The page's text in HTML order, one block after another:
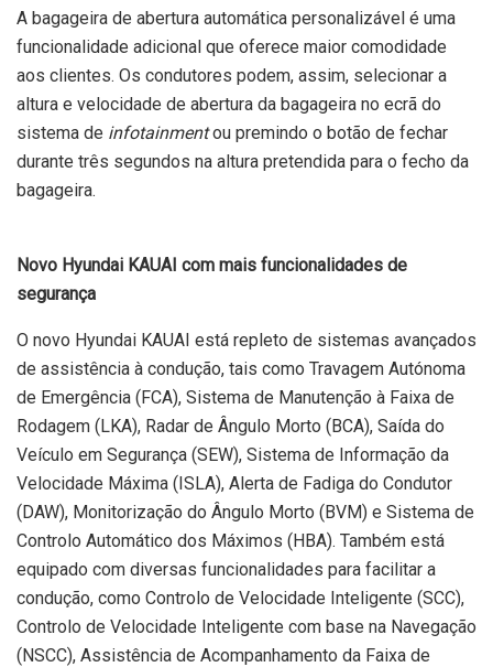
A bagageira de abertura automática personalizável é uma
funcionalidade adicional que oferece maior comodidade
aos clientes. Os condutores podem, assim, selecionar a
altura e velocidade de abertura da bagageira no ecrã do
sistema de infotainmentou premindo o botão de fechar
durante três segundos na altura pretendida para o fecho da
bagageira.
Novo Hyundai KAUAI com mais funcionalidades de
segurança
O novo Hyundai KAUAI está repleto de sistemas avançados
de assistência à condução, tais como Travagem Autónoma
de Emergência (FCA), Sistema de Manutenção à Faixa de
Rodagem (LKA), Radar de Ângulo Morto (BCA), Saída do
Veículo em Segurança (SEW), Sistema de Informação da
Velocidade Máxima (ISLA), Alerta de Fadiga do Condutor
(DAW), Monitorização do Ângulo Morto (BVM) e Sistema de
Controlo Automático dos Máximos (HBA). Também está
equipado com diversas funcionalidades para facilitar a
condução, como Controlo de Velocidade Inteligente (SCC),
Controlo de Velocidade Inteligente com base na Navegação
(NSCC), Assistência de Acompanhamento da Faixa de